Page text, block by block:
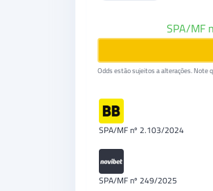
SPA/MF
Odds estão sujeitos a alterações. Note
SPA/MF nº 2.103/2024
SPA/MF nº 249/2025